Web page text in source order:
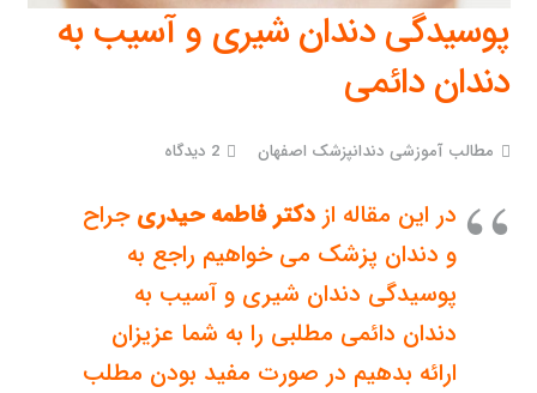
پوسیدگی دندان شیری و آسیب به
دندان دائمی
مطالب آموزشی دندانپزشک اصفهان 2 دیدگاه
در این مقاله از دکتر فاطمه حیدری جراح
و دندان پزشک می خواهیم راجع به
پوسیدگی دندان شیری و آسیب به
دندان دائمی مطلبی را به شما عزیزان
ارائه بدهیم در صورت مفید بودن مطلب